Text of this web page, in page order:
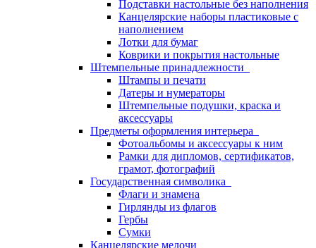
Подставки настольные без наполнения
Канцелярские наборы пластиковые с
наполнением
Лотки для бумаг
Коврики и покрытия настольные
Штемпельные принадлежности
Штампы и печати
Датеры и нумераторы
Штемпельные подушки, краска и
аксессуары
Предметы оформления интерьера
Фотоальбомы и аксессуары к ним
Рамки для дипломов, сертификатов,
грамот, фотографий
Государственная символика
Флаги и знамена
Гирлянды из флагов
Гербы
Сумки
Канцелярские мелочи